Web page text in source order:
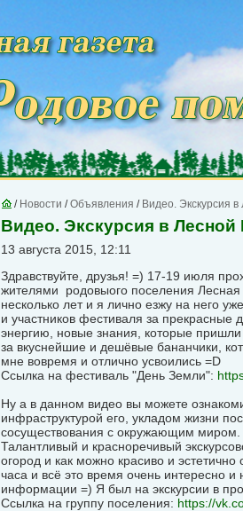
/ Новости /Объявления / Видео. Экскурсия
Видео. Экскурсия в Лесной
13 августа 2015, 12:11
Здравствуйте, друзья! =) 17-19 июля
жителями родовыого поселения
несколько лет и я лично езжу на него
и участников фестиваля за
энергию, новые знания, которые
за вкуснейшие и дешёвые бананчики,
мне вовремя и отлично усвоились =D
Ссылка на фестиваль "День Земли":
Ну а в данном видео вы можете
инфраструктурой его, укладом жизни
сосуществования с окружающим миром.
Талантливый и красноречивый
огород и как можно красиво и
часа и всё это время очень интересно и
информации =) Я был на экскурсии в
Ссылка на группу поселения: https://